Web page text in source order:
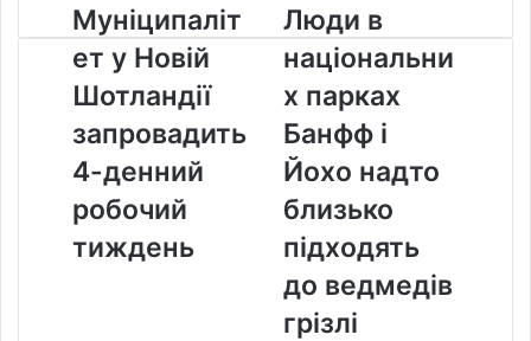
Муніципалітет
у
Новій
Шотландії
запровадить
4-
денний
робочий
тиждень
Муніципаліт
ет у Новій
Шотландії
запровадить
4-денний
робочий
тиждень
Люди
в
національних
парках
Банфф
Йохо
надто
близько
підходять
до
ведмедів
грізлі
Люди в
національни
х парках
Банфф і
Йохо надто
близько
підходять
до ведмедів
грізлі